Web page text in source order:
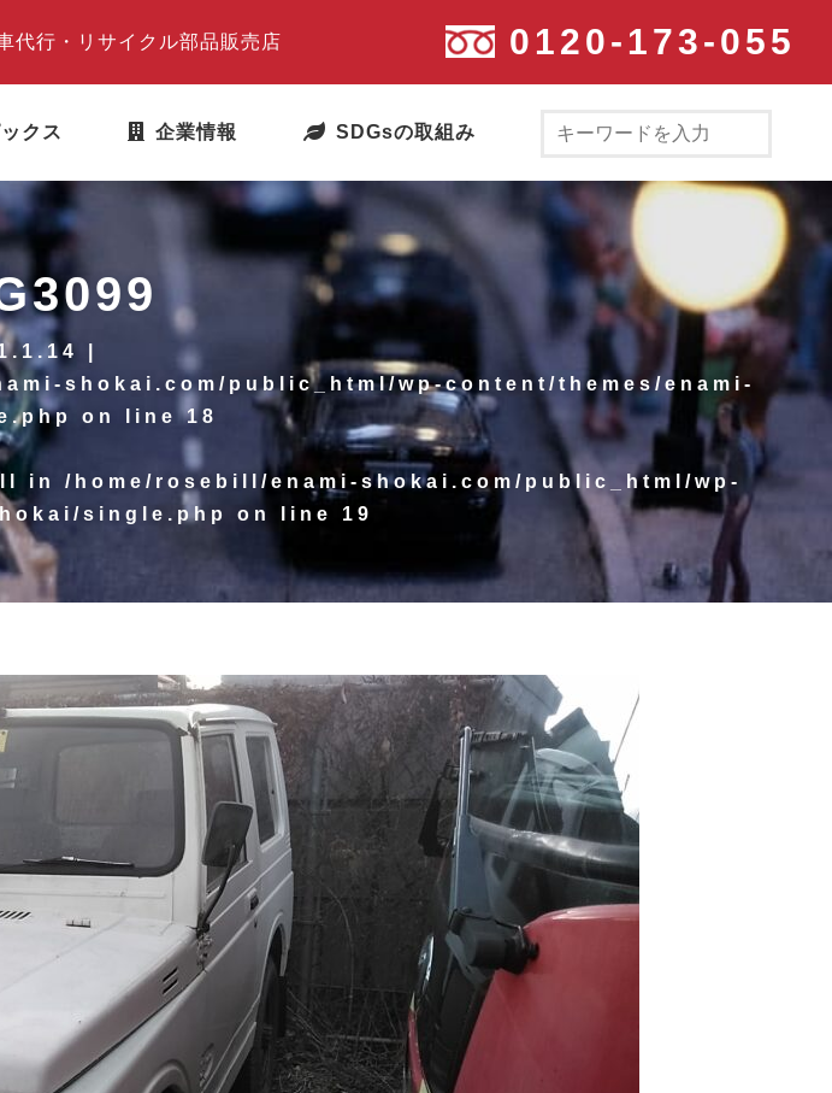
代行・リサイクル部品販売店 0120-173-055
ックス 企業情報 SDGsの取組み
|
shokai.com/public_html/wp-content/themes/enami-
on line18
in /home/rosebill/enami-shokai.com/public_html/wp-
single.php
on line 19